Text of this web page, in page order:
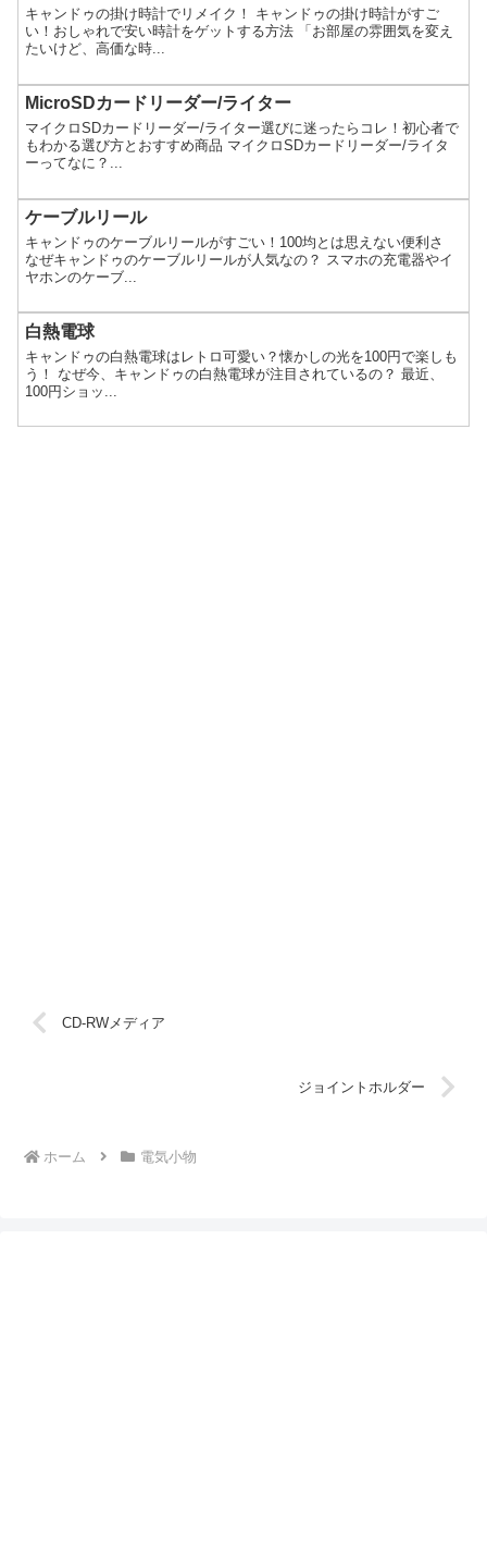
キャンドゥの掛け時計でリメイク！ キャンドゥの掛け時計がすご
い！おしゃれで安い時計をゲットする方法 「お部屋の雰囲気を変え
たいけど、高価な時...
MicroSDカードリーダー/ライター
マイクロSDカードリーダー/ライター選びに迷ったらコレ！初心者で
もわかる選び方とおすすめ商品 マイクロSDカードリーダー/ライタ
ーってなに？...
ケーブルリール
キャンドゥのケーブルリールがすごい！100均とは思えない便利さ
なぜキャンドゥのケーブルリールが人気なの？ スマホの充電器やイ
ヤホンのケーブ...
白熱電球
キャンドゥの白熱電球はレトロ可愛い？懐かしの光を100円で楽しも
う！ なぜ今、キャンドゥの白熱電球が注目されているの？ 最近、
100円ショッ...
CD-RWメディア
ジョイントホルダー
ホーム 電気小物